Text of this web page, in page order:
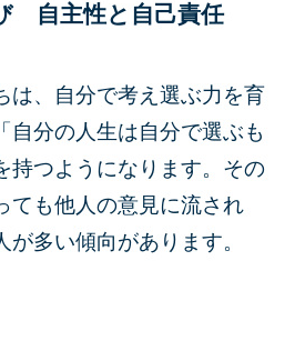
自主性と自己責任
は、自分で考え選ぶ力を育
自分の人生は自分で選ぶも
持つようになります。その
ても他人の意見に流され
多い傾向があります。